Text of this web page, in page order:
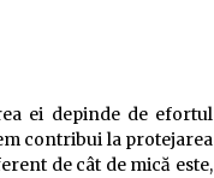
ei depinde de efortul
contribui la protejarea
de cât de mică este,